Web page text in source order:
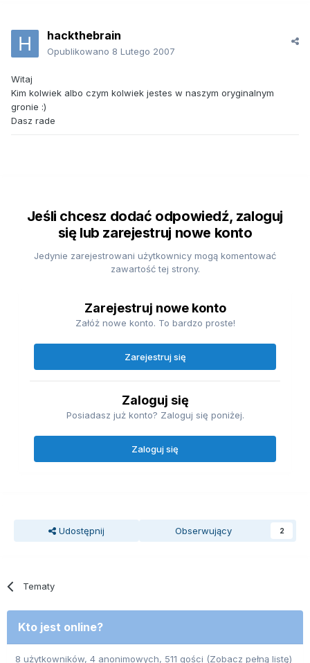
hackthebrain
Opublikowano 8 Lutego 2007
Witaj
Kim kolwiek albo czym kolwiek jestes w naszym oryginalnym
gronie :)
Dasz rade
Jeśli chcesz dodać odpowiedź, zaloguj
się lub zarejestruj nowe konto
Jedynie zarejestrowani użytkownicy mogą komentować
zawartość tej strony.
Zarejestruj nowe konto
Załóż nowe konto. To bardzo proste!
Zarejestruj się
Zaloguj się
Posiadasz już konto? Zaloguj się poniżej.
Zaloguj się
Udostępnij Obserwujący 2
Tematy
Kto jest online?
8 użytkowników, 4 anonimowych, 511 gości (Zobacz pełną listę)